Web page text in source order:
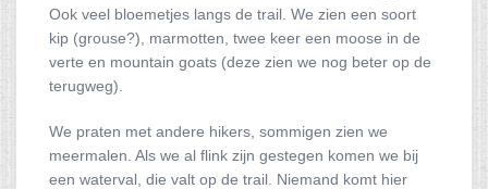
Ook veel bloemetjes langs de trail. We zien een soort
kip (grouse?), marmotten, twee keer een moose in de
verte en mountain goats (deze zien we nog beter op de
terugweg).
We praten met andere hikers, sommigen zien we
meermalen. Als we al flink zijn gestegen komen we bij
een waterval, die valt op de trail. Niemand komt hier